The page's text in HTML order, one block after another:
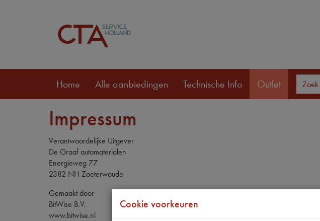
Home Alle aanbiedingen Technische Info Outlet
Impressum
Verantwoordelijke Uitgever
De Graaf automaterialen
Energieweg 77
2382 NH Zoeterwoude
Gemaakt door
BitWise B.V.
www.bitwise.nl
Cookie voorkeuren